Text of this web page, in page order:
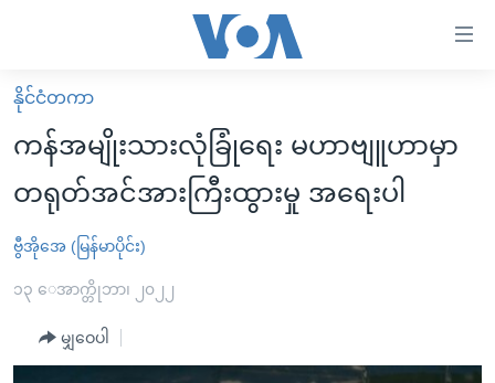
လွယ်ကူ
စေ
များ
ပင်မ
မူလစာမျက်နှာ
မြန်မာ
ကမ္ဘာ့သတင်းများ
နိုင်ငံတကာ
အစ္စရေး-ပါလက်စတိုင်း
ဗွီဒီယို
အင်္ဂလိပ်စာလေ့လာမယ်
နိုင်ငံတကာ
ကန်အမျိုးသားလုံခြုံရေး မဟာဗျူဟာမှာ
တရုတ်အင်အားကြီးထွားမှု အရေးပါ
ဗွီအိုအေ (မြန်မာပိုင်း)
၁၃ ေအာက္တိုဘာ၊ ၂၀၂၂
မျှဝေပါ